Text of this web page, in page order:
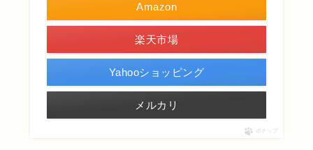
Amazon
楽天市場
Yahooショッピング
メルカリ
ポチップ